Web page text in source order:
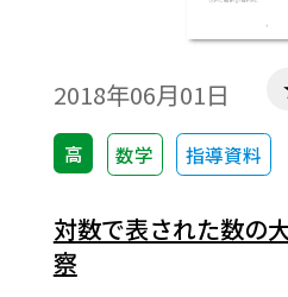
数の性質」と銘打って
て再考察してみたい。
「Tosho数式エディタ
す。ワード文書で数式
には，「Tosho数式エデ
いることが必要です。
ちら→無償ダウンロー
2018年06月01日
高 数学 指導資料
対数で表された数の
察